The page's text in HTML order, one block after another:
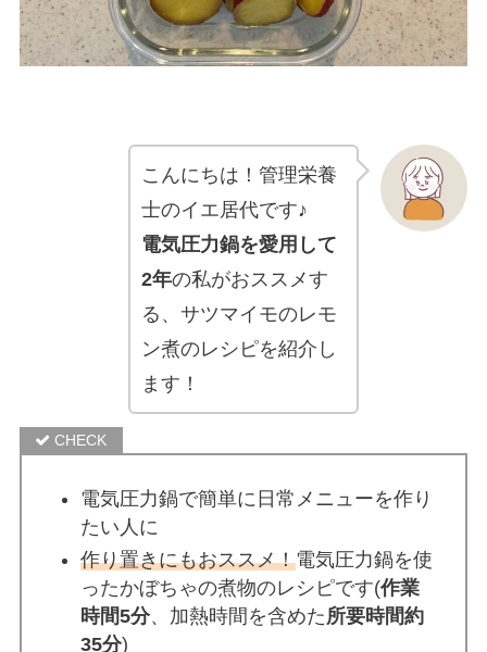
こんにちは！管理栄養
士のイエ居代です♪
電気圧力鍋を愛用して
2年の私がおススメす
る、サツマイモのレモ
ン煮のレシピを紹介し
ます！
電気圧力鍋で簡単に日常メニューを作り
たい人に
作り置きにもおススメ！電気圧力鍋を使
ったかぼちゃの煮物のレシピです(作業
時間5分、加熱時間を含めた所要時間約
35分)